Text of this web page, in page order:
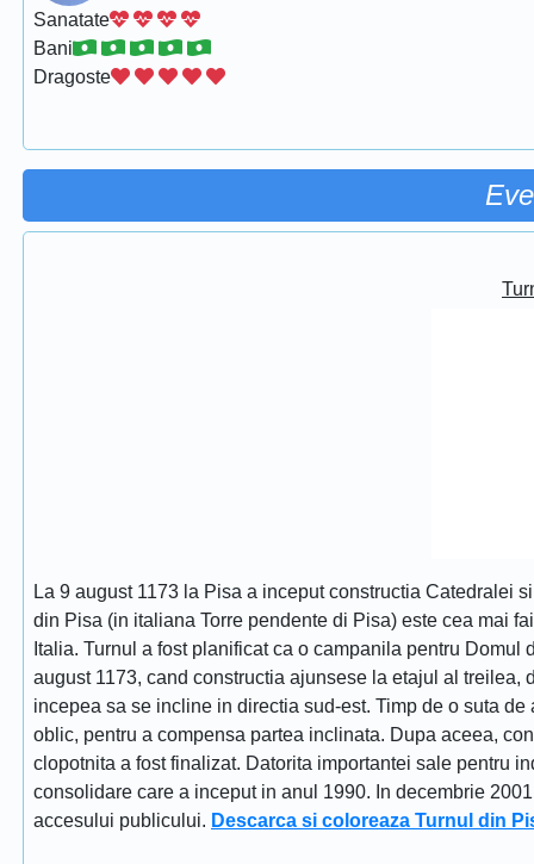
Sanatate
Bani
Dragoste
La 9 august 1173 la Pisa a inceput constructia Catedralei
din Pisa (in italiana Torre pendente di Pisa) este cea mai
Italia. Turnul a fost planificat ca o campanila pentru
august 1173, cand constructia ajunsese la etajul al
incepea sa se incline in directia sud-est. Timp de o suta
oblic, pentru a compensa partea inclinata. Dupa aceea,
clopotnita a fost finalizat. Datorita importantei sale pentru
consolidare care a inceput in anul 1990. In decembrie
accesului publicului. Descarca si coloreaza Turnul din